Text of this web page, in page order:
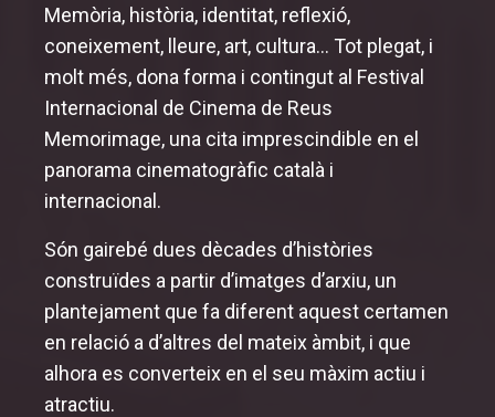
Sala de premsa
Salutació de la Presidenta de la Diputació,
Noemí Llauradó
Jurats
Programa 2024
Inauguració i cloenda
Secció oficial
Memòria, història, identitat, reflexió,
coneixement, lleure, art, cultura... Tot plegat, i
molt més, dona forma i contingut al Festival
Internacional de Cinema de Reus
Memorimage, una cita imprescindible en el
panorama cinematogràfic català i
internacional.
Són gairebé dues dècades d’històries
construïdes a partir d’imatges d’arxiu, un
plantejament que fa diferent aquest certamen
en relació a d’altres del mateix àmbit, i que
alhora es converteix en el seu màxim actiu i
atractiu.